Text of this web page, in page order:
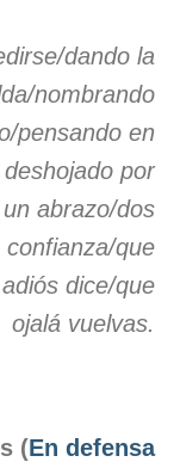
dando la
nombrando
pensando en
por
abrazo/dos
que
dice/que
ojalá vuelvas.
(En defensa